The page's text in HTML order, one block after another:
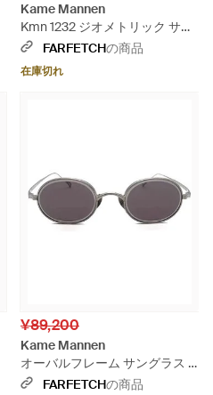
Kame Mannen
Kmn 1232 ジオメトリック サン
グラス - ブラック
FARFETCHの商品
在庫切れ
¥89,200
Kame Mannen
オーバルフレーム サングラス -
グレーFARFETCHの商品